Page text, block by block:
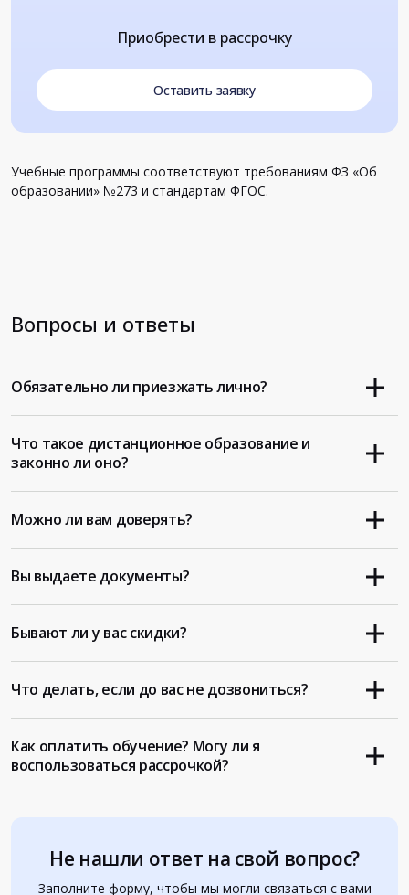
Приобрести в рассрочку
Оставить заявку
Учебные программы соответствуют требованиям ФЗ «Об
образовании» №273 и стандартам ФГОС.
Вопросы и ответы
Не нашли ответ на свой вопрос?
Заполните форму, чтобы мы могли связаться с вами
Обязательно ли приезжать лично?
Что такое дистанционное образование и
законно ли оно?
Можно ли вам доверять?
Вы выдаете документы?
Бывают ли у вас скидки?
Что делать, если до вас не дозвониться?
Как оплатить обучение? Могу ли я
воспользоваться рассрочкой?